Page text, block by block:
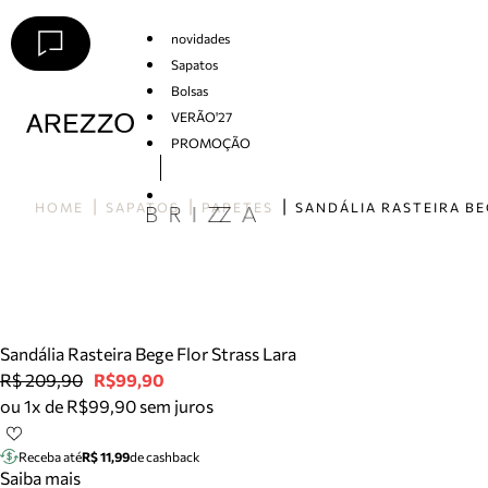
novidades
Sapatos
Bolsas
VERÃO'27
PROMOÇÃO
HOME SAPATOS PAPETES
Sandália Rasteira Bege Flor Strass Lara
R$ 209,90 R$99,90
ou 1x de R$99,90 sem juros
Receba atéR$ 11,99de cashback
Saiba mais